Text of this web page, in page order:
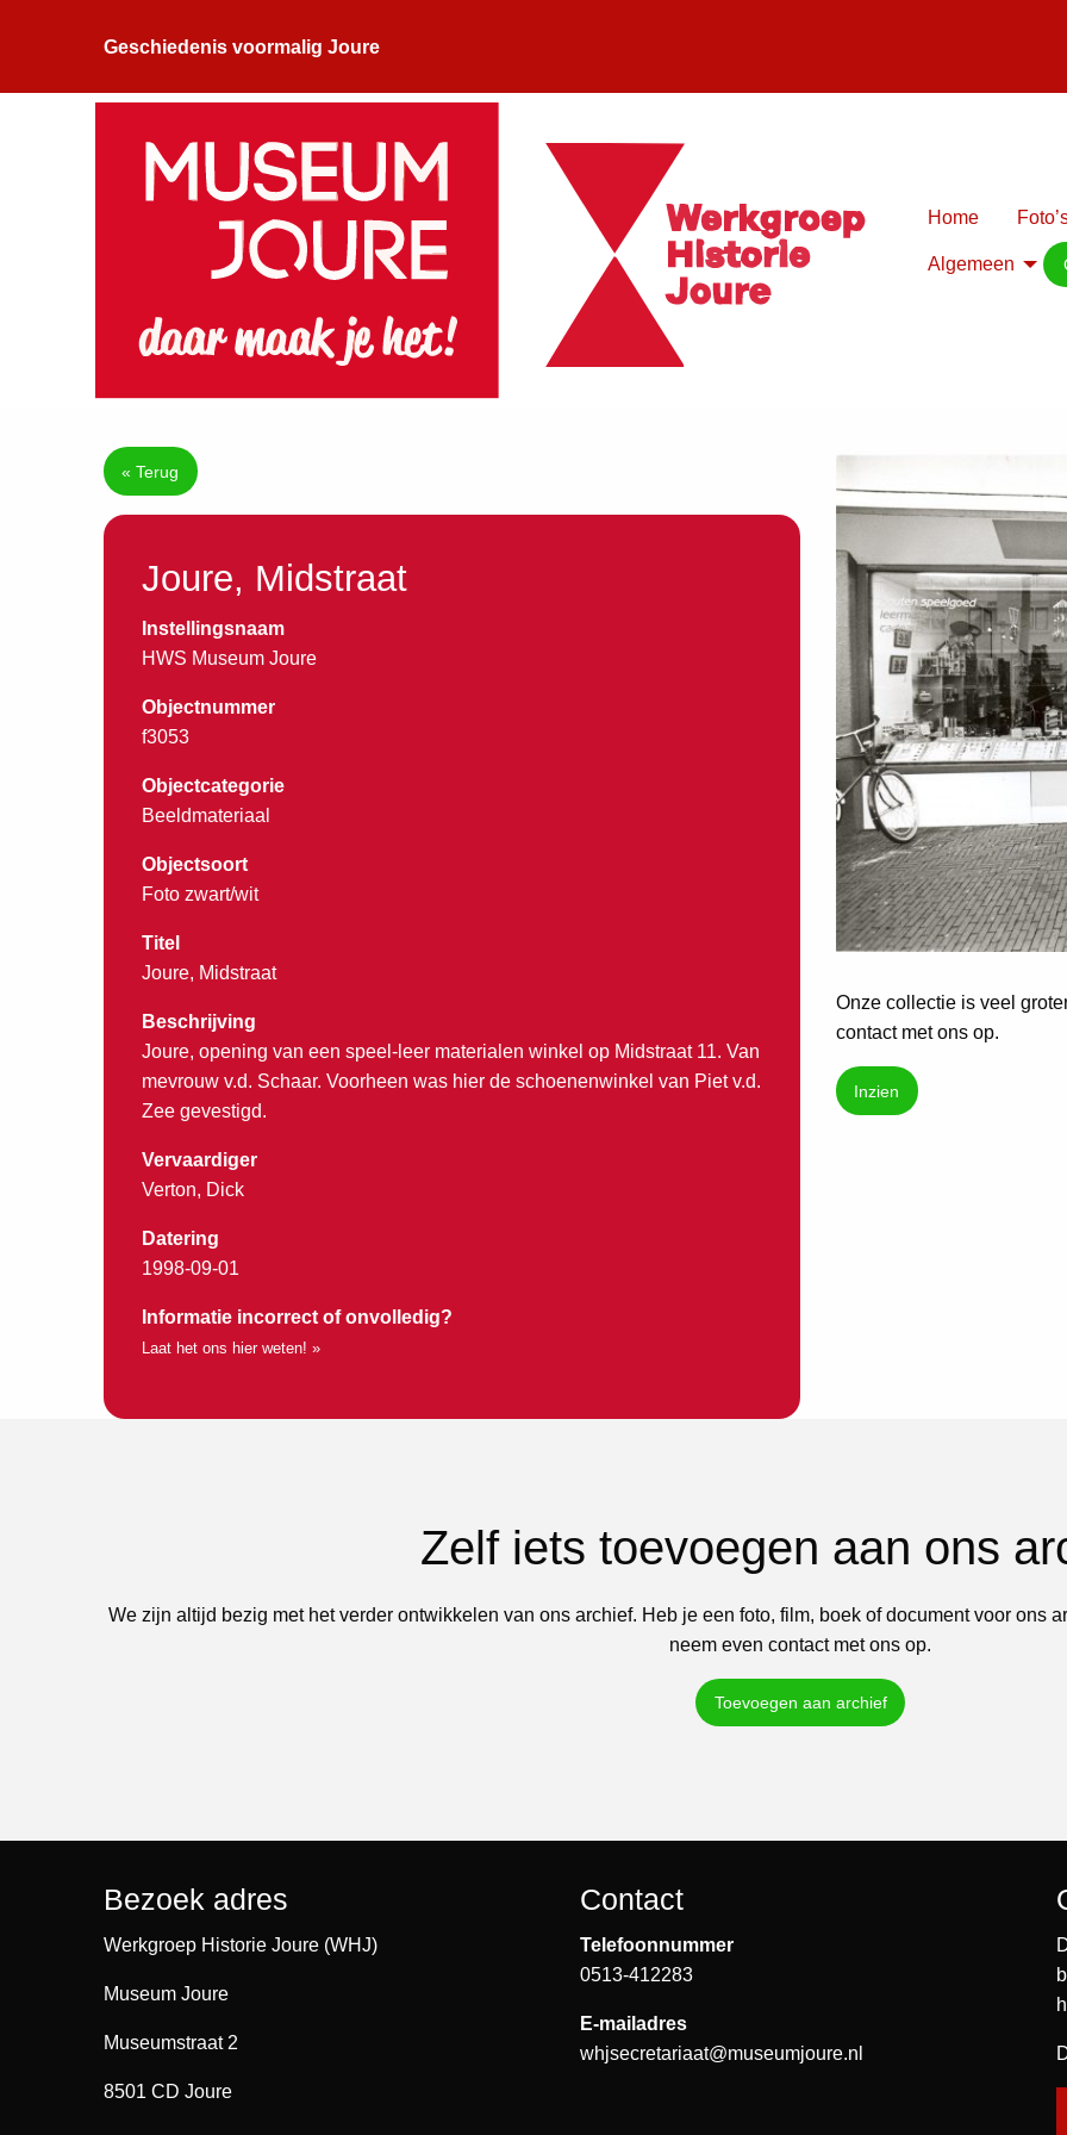
Geschiedenis voormalig Joure
Home
Algemeen
« Terug
Joure, Midstraat
Instellingsnaam
HWS Museum Joure
Objectnummer
f3053
Objectcategorie
Beeldmateriaal
Objectsoort
Foto zwart/wit
Titel
Joure, Midstraat
Beschrijving
Joure, opening van een speel-leer materialen winkel op Midstraat 11. Van
mevrouw v.d. Schaar. Voorheen was hier de schoenenwinkel van Piet v.d.
Zee gevestigd.
Vervaardiger
Verton, Dick
Datering
1998-09-01
Informatie incorrect of onvolledig?
Laat het ons hier weten! »
Onze collectie is veel
contact met ons op.
Inzien
Zelf iets toevoegen aan ons
We zijn altijd bezig met het verder ontwikkelen van ons archief. Heb je een foto, film, boek of document voor ons
neem even contact met ons op.
Toevoegen aan archief
Bezoek adres
Werkgroep Historie Joure (WHJ)
Museum Joure
Museumstraat 2
8501 CD Joure
Contact
Telefoonnummer
0513-412283
E-mailadres
whjsecretariaat@museumjoure.nl